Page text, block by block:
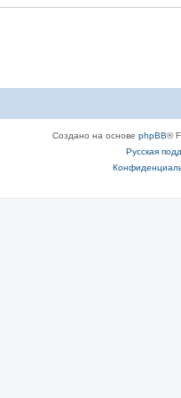
Создано на основе phpBB®
Русская